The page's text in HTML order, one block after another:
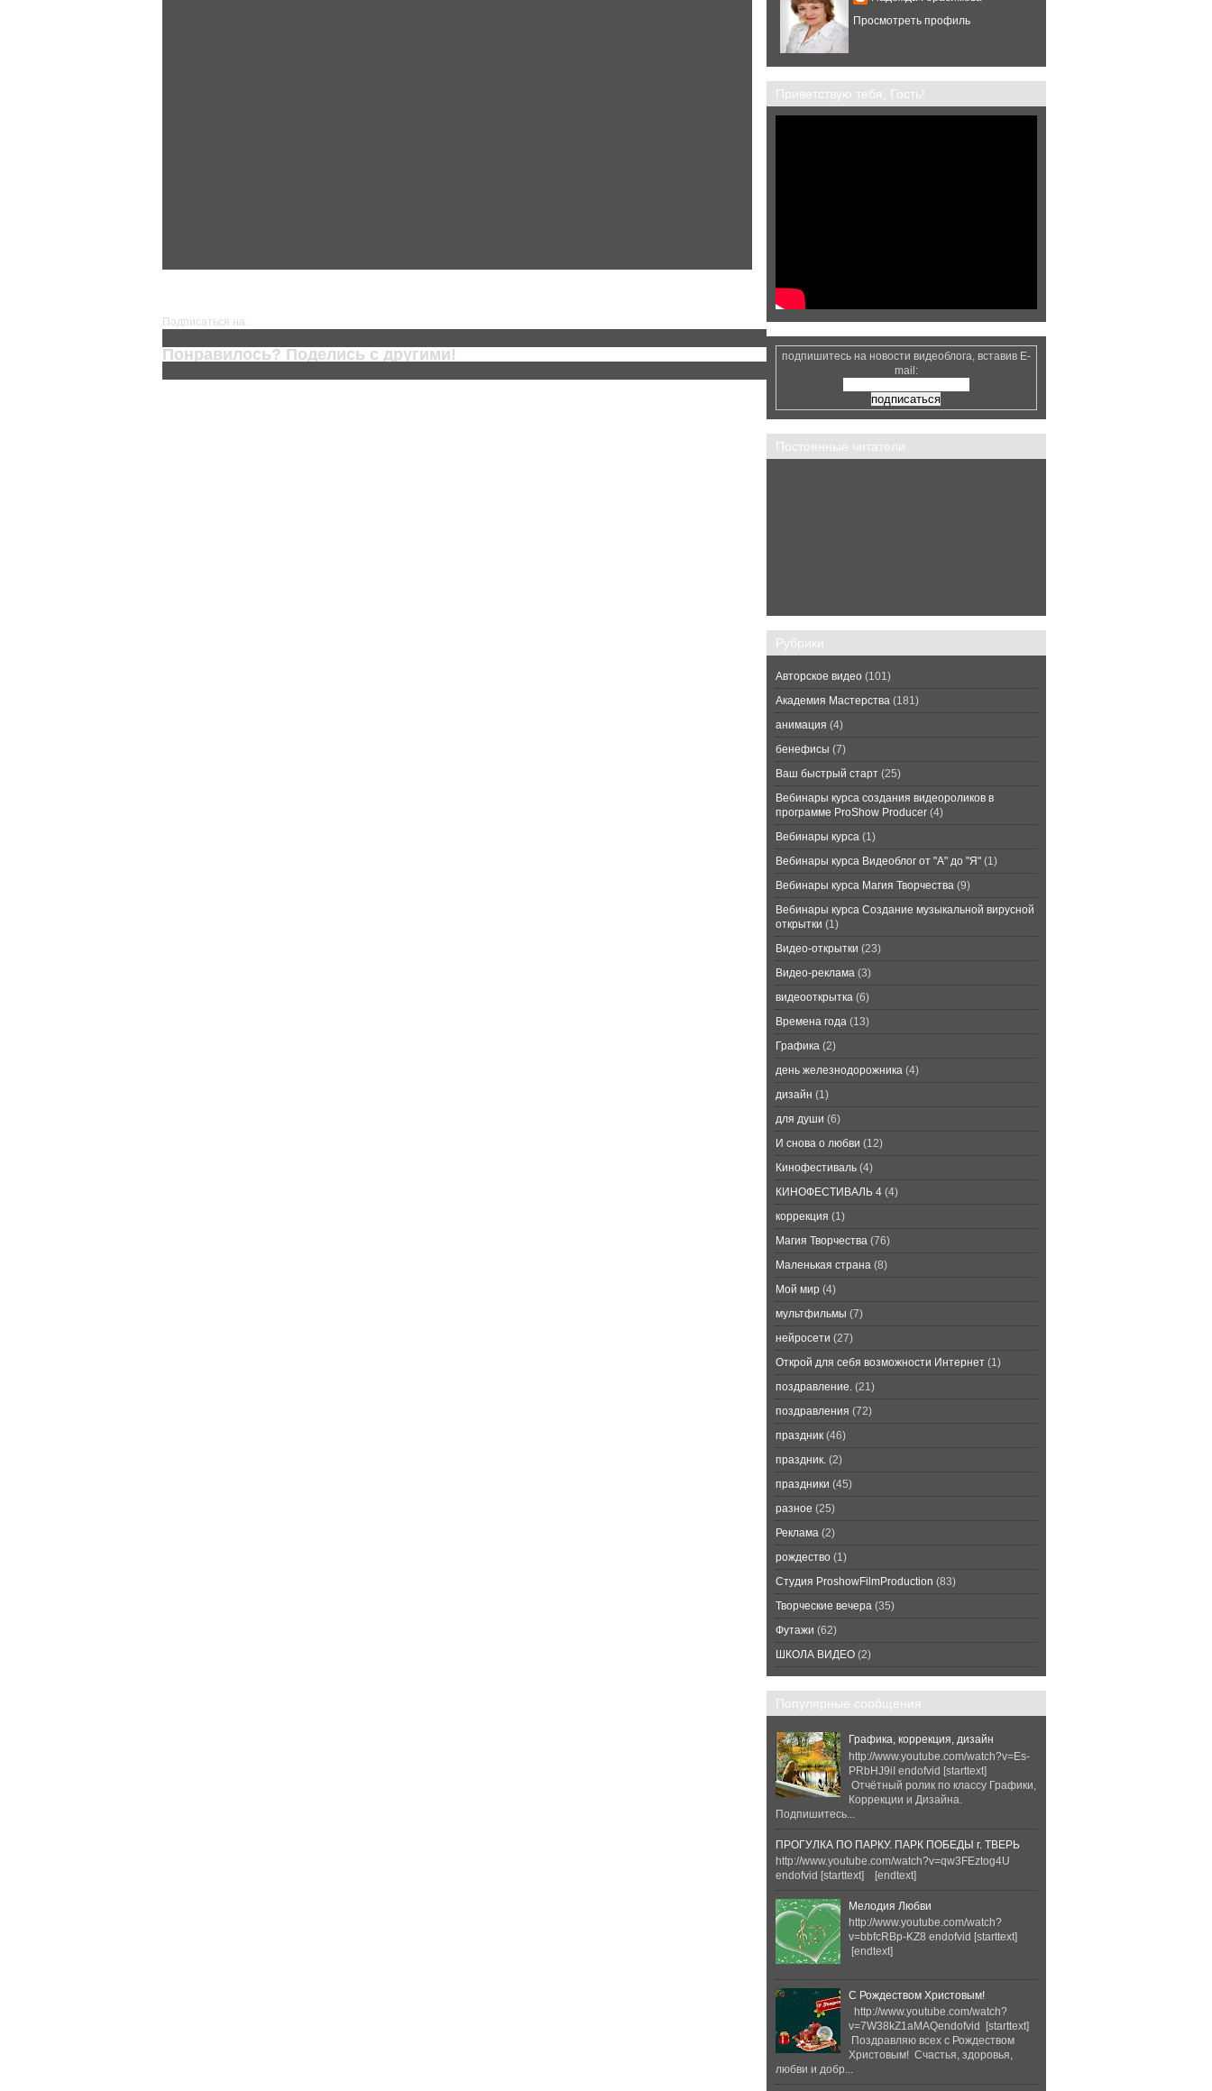
Подписаться на:
Понравилось? Поделись с другими!
Просмотреть профиль
Приветствую тебя, Гость!
подпишитесь на новости видеоблога, вставив E-
mail:
Постоянные читатели
Рубрики
Авторское видео (101)
Академия Мастерства (181)
анимация (4)
бенефисы (7)
Ваш быстрый старт (25)
Вебинары курса создания видеороликов в
программе ProShow Producer (4)
Вебинары курса (1)
Вебинары курса Видеоблог от "А" до "Я" (1)
Вебинары курса Магия Творчества (9)
Вебинары курса Создание музыкальной вирусной
открытки (1)
Видео-открытки (23)
Видео-реклама (3)
видеооткрытка (6)
Времена года (13)
Графика (2)
день железнодорожника (4)
дизайн (1)
для души (6)
И снова о любви (12)
Кинофестиваль (4)
КИНОФЕСТИВАЛЬ 4 (4)
коррекция (1)
Магия Творчества (76)
Маленькая страна (8)
Мой мир (4)
мультфильмы (7)
нейросети (27)
Открой для себя возможности Интернет (1)
поздравление. (21)
поздравления (72)
праздник (46)
праздник. (2)
праздники (45)
разное (25)
Реклама (2)
рождество (1)
Студия ProshowFilmProduction (83)
Творческие вечера (35)
Футажи (62)
ШКОЛА ВИДЕО (2)
Популярные сообщения
Графика, коррекция, дизайн
http://www.youtube.com/watch?v=Es-
PRbHJ9iI endofvid [starttext]
Отчётный ролик по классу Графики,
Коррекции и Дизайна.
Подпишитесь...
ПРОГУЛКА ПО ПАРКУ. ПАРК ПОБЕДЫ г. ТВЕРЬ
http://www.youtube.com/watch?v=qw3FEztog4U
endofvid [starttext] [endtext]
Мелодия Любви
http://www.youtube.com/watch?
v=bbfcRBp-KZ8 endofvid [starttext]
[endtext]
С Рождеством Христовым!
http://www.youtube.com/watch?
v=7W38kZ1aMAQendofvid [starttext]
Поздравляю всех с Рождеством
Христовым! Счастья, здоровья,
любви и добр...